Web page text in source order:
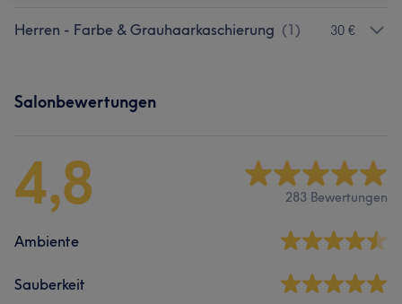
Herren - Farbe & Grauhaarkaschierung (1) 30 €
Salonbewertungen
4,8 283 Bewertungen
Ambiente
Sauberkeit